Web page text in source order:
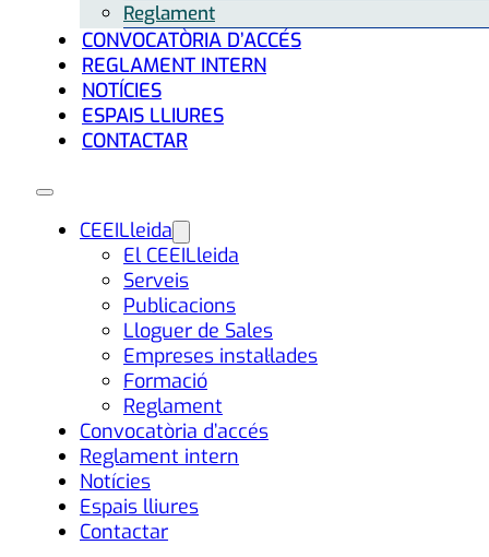
Reglament
CONVOCATÒRIA D’ACCÉS
REGLAMENT INTERN
NOTÍCIES
ESPAIS LLIURES
CONTACTAR
CEEILleida
El CEEILleida
Serveis
Publicacions
Lloguer de Sales
Empreses instal·lades
Formació
Reglament
Convocatòria d’accés
Reglament intern
Notícies
Espais lliures
Contactar